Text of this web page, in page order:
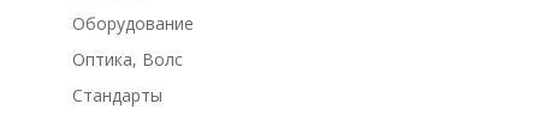
Оборудование
Оптика, Волс
Стандарты